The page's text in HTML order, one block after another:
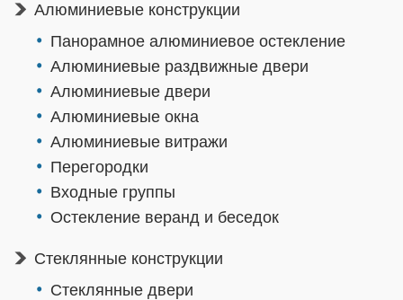
Алюминиевые конструкции
Панорамное алюминиевое остекление
Алюминиевые раздвижные двери
Алюминиевые двери
Алюминиевые окна
Алюминиевые витражи
Перегородки
Входные группы
Остекление веранд и беседок
Стеклянные конструкции
Стеклянные двери